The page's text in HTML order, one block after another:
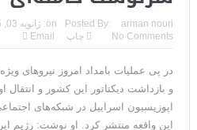
مقاله: اپوزیسیون بی‌راه‌حل؛
ایران را می‌گیرد
۱۰ تریلیون دلار؛ چگونه جرایم
تبدیل شد؟
Posted By: arman nouri
on: ژانویه 03, 2026
No Comments
چاپ Email
در پی عملیات بامداد امروز نیروهای
و بازداشت دیکتاتور این کشور و انتقال او
اپوزیسیون اسراییل در شبکه‌های
این واقعه منتشر کرد. او نوشت: رژیم